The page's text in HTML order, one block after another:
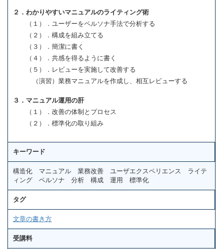
２．わかりやすいマニュアルのライティング術
（１）．ユーザーをペルソナ手法で分析する
（２）．構成を組み立てる
（３）．簡潔に書く
（４）．共感を得るように書く
（５）．レビューを実施して改善する
（演習）業務マニュアルを作成し、相互レビューする
３．マニュアル運用の肝
（１）．改善の体制とプロセス
（２）．標準化の取り組み
キーワード
構造化 マニュアル 業務改善 ユーザエクスペリエンス ライテ
ィング ペルソナ 分析 構成 運用 標準化
タグ
文章の書き方
受講料